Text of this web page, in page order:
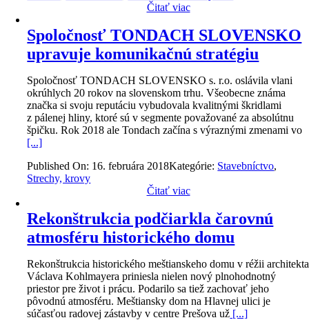
Čitať viac
Spoločnosť TONDACH SLOVENSKO
upravuje komunikačnú stratégiu
Spoločnosť TONDACH SLOVENSKO s. r.o. oslávila vlani
okrúhlych 20 rokov na slovenskom trhu. Všeobecne známa
značka si svoju reputáciu vybudovala kvalitnými škridlami
z pálenej hliny, ktoré sú v segmente považované za absolútnu
špičku. Rok 2018 ale Tondach začína s výraznými zmenami vo
[...]
Published On: 16. februára 2018Kategórie: Stavebníctvo,
Strechy, krovy
Čitať viac
Rekonštrukcia podčiarkla čarovnú
atmosféru historického domu
Rekonštrukcia historického meštianskeho domu v réžii architekta
Václava Kohlmayera priniesla nielen nový plnohodnotný
priestor pre život i prácu. Podarilo sa tiež zachovať jeho
pôvodnú atmosféru. Meštiansky dom na Hlavnej ulici je
súčasťou radovej zástavby v centre Prešova už [...]